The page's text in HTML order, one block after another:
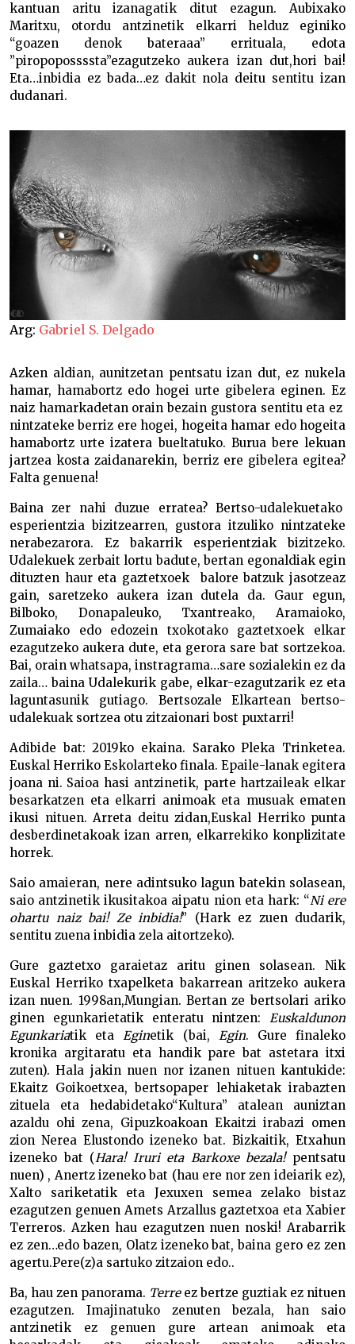
kantuan aritu izanagatik ditut ezagun. Aubixako
Maritxu, otordu antzinetik elkarri helduz eginiko
“goazen denok bateraaa” errituala, edota
”piropopossssta”ezagutzeko aukera izan dut,hori bai!
Eta…inbidia ez bada…ez dakit nola deitu sentitu izan
dudanari.
Arg: Gabriel S. Delgado
Azken aldian, aunitzetan pentsatu izan dut, ez nukela
hamar, hamabortz edo hogei urte gibelera eginen. Ez
naiz hamarkadetan orain bezain gustora sentitu eta ez
nintzateke berriz ere hogei, hogeita hamar edo hogeita
hamabortz urte izatera bueltatuko. Burua bere lekuan
jartzea kosta zaidanarekin, berriz ere gibelera egitea?
Falta genuena!
Baina zer nahi duzue erratea? Bertso-udalekuetako
esperientzia bizitzearren, gustora itzuliko nintzateke
nerabezarora. Ez bakarrik esperientziak bizitzeko.
Udalekuek zerbait lortu badute, bertan egonaldiak egin
dituzten haur eta gaztetxoek balore batzuk jasotzeaz
gain, saretzeko aukera izan dutela da. Gaur egun,
Bilboko, Donapaleuko, Txantreako, Aramaioko,
Zumaiako edo edozein txokotako gaztetxoek elkar
ezagutzeko aukera dute, eta gerora sare bat sortzekoa.
Bai, orain whatsapa, instragrama…sare sozialekin ez da
zaila… baina Udalekurik gabe, elkar-ezagutzarik ez eta
laguntasunik gutiago. Bertsozale Elkartean bertso-
udalekuak sortzea otu zitzaionari bost puxtarri!
Adibide bat: 2019ko ekaina. Sarako Pleka Trinketea.
Euskal Herriko Eskolarteko finala. Epaile-lanak egitera
joana ni. Saioa hasi antzinetik, parte hartzaileak elkar
besarkatzen eta elkarri animoak eta musuak ematen
ikusi nituen. Arreta deitu zidan,Euskal Herriko punta
desberdinetakoak izan arren, elkarrekiko konplizitate
horrek.
Saio amaieran, nere adintsuko lagun batekin solasean,
saio antzinetik ikusitakoa aipatu nion eta hark: “Ni ere
ohartu naiz bai! Ze inbidia!” (Hark ez zuen dudarik,
sentitu zuena inbidia zela aitortzeko).
Gure gaztetxo garaietaz aritu ginen solasean. Nik
Euskal Herriko txapelketa bakarrean aritzeko aukera
izan nuen. 1998an,Mungian. Bertan ze bertsolari ariko
ginen egunkarietatik enteratu nintzen: Euskaldunon
Egunkariatik etaEginetik (bai, Egin. Gure finaleko
kronika argitaratu eta handik pare bat astetara itxi
zuten). Hala jakin nuen nor izanen nituen kantukide:
Ekaitz Goikoetxea, bertsopaper lehiaketak irabazten
zituela eta hedabidetako“Kultura” atalean auniztan
azaldu ohi zena, Gipuzkoakoan Ekaitzi irabazi omen
zion Nerea Elustondo izeneko bat. Bizkaitik, Etxahun
izeneko bat (Hara! Iruri eta Barkoxe bezala!pentsatu
nuen) , Anertz izeneko bat (hau ere nor zen ideiarik ez),
Xalto sariketatik eta Jexuxen semea zelako bistaz
ezagutzen genuen Amets Arzallus gaztetxoa eta Xabier
Terreros. Azken hau ezagutzen nuen noski! Arabarrik
ez zen…edo bazen, Olatz izeneko bat, baina gero ez zen
agertu.Pere(z)a sartuko zitzaion edo..
Ba, hau zen panorama. Terreez bertze guztiak ez nituen
ezagutzen. Imajinatuko zenuten bezala, han saio
antzinetik ez genuen gure artean animoak eta